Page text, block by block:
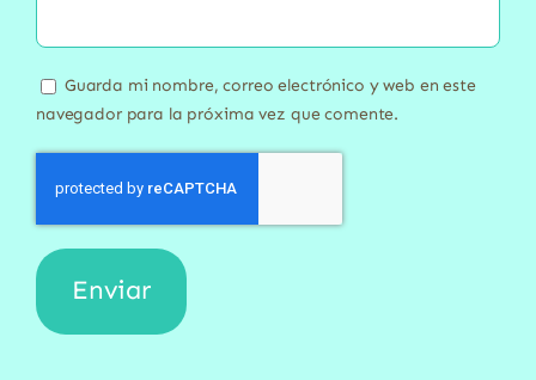
Guarda mi nombre, correo electrónico y web en este
navegador para la próxima vez que comente.